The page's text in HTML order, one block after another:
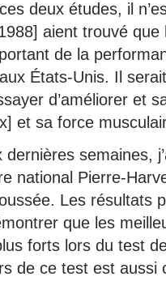
deux études, il
aient trouvé
de la
États-Unis. Il
d’améliorer et
et sa force
semaines,
national Pierre-
Les résultats
que les
forts lors du test
de ce test est aussi